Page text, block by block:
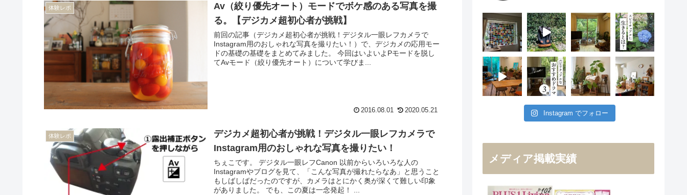
体験レポ
Av（絞り優先オート）モードでボケ感のある写真を撮
る。【デジカメ超初心者が挑戦】
前回の記事（デジカメ超初心者が挑戦！デジタル一眼レフカメラで
Instagram用のおしゃれな写真を撮りたい！）で、デジカメの応用モー
ドの基礎の基礎をまとめてみました。 今回はいよいよPモードを脱し
てAvモード（絞り優先オート）について学びま...
2016.08.01 2020.05.21
体験レポ
デジカメ超初心者が挑戦！デジタル一眼レフカメラで
Instagram用のおしゃれな写真を撮りたい！
ちぇこです。 デジタル一眼レフCanon 以前からいろいろな人の
Instagramやブログを見て、「こんな写真が撮れたらなあ」と思うこと
もしばしばだったのですが、カメラはとにかく奥が深くて難しい印象
がありました。 でも、この夏は一念発起！ ...
Instagram でフォロー
メディア掲載実績